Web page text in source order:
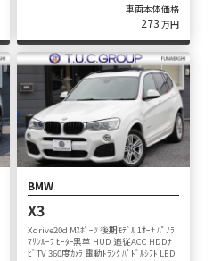
車両本体価格
273 万円
BMW
X3
Xdrive20d Mｽﾎﾟｰﾂ 後期ﾓﾃﾞﾙ 1ｵｰﾅ ﾊﾟﾉﾗ
ﾏｻﾝﾙｰﾌ ﾋｰﾀｰ黒革 HUD 追従ACC HDDﾅ
ﾋﾞTV 360度ｶﾒﾗ 電動ﾄﾗﾝｸ ﾊﾟﾄﾞﾙｼﾌﾄ LED